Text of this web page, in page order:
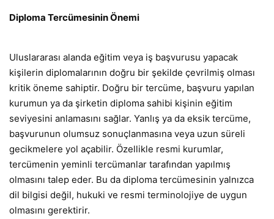
Diploma Tercümesinin Önemi
Uluslararası alanda eğitim veya iş başvurusu yapacak
kişilerin diplomalarının doğru bir şekilde çevrilmiş olması
kritik öneme sahiptir. Doğru bir tercüme, başvuru yapılan
kurumun ya da şirketin diploma sahibi kişinin eğitim
seviyesini anlamasını sağlar. Yanlış ya da eksik tercüme,
başvurunun olumsuz sonuçlanmasına veya uzun süreli
gecikmelere yol açabilir. Özellikle resmi kurumlar,
tercümenin yeminli tercümanlar tarafından yapılmış
olmasını talep eder. Bu da diploma tercümesinin yalnızca
dil bilgisi değil, hukuki ve resmi terminolojiye de uygun
olmasını gerektirir.